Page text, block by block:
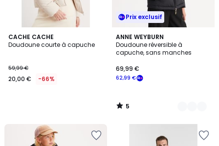
CACHE CACHE
Doudoune courte à capuche
59,99 €
20,00 € -66%
Prix exclusif
ANNE WEYBURN
Doudoune réversible à
capuche, sans manches
62,99 €
69,99 €
5
/
5
2
Couleurs
5
/